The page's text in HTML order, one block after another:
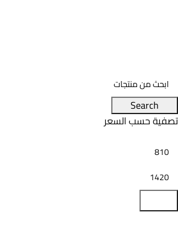
Search
تصفية حسب السعر